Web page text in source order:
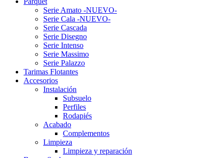
Serie Amato -NUEVO-
Serie Cala -NUEVO-
Serie Cascada
Serie Disegno
Serie Intenso
Serie Massimo
Serie Palazzo
Tarimas Flotantes
Accesorios
Instalación
Subsuelo
Perfiles
Rodapiés
Acabado
Complementos
Limpieza
Limpieza y reparación